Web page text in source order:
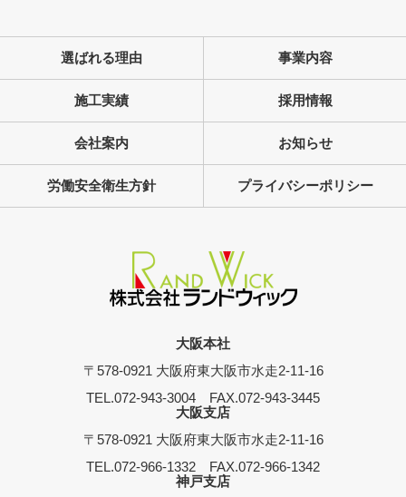
選ばれる理由 事業内容
施工実績 採用情報
会社案内 お知らせ
労働安全衛生方針 プライバシーポリシー
大阪本社
〒578-0921 大阪府東大阪市水走2-11-16
TEL.072-943-3004 FAX.072-943-3445
大阪支店
〒578-0921 大阪府東大阪市水走2-11-16
TEL.072-966-1332 FAX.072-966-1342
神戸支店